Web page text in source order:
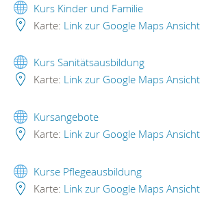
Kurs Kinder und Familie
Karte: Link zur Google Maps Ansicht
Kurs Sanitätsausbildung
Karte: Link zur Google Maps Ansicht
Kursangebote
Karte: Link zur Google Maps Ansicht
Kurse Pflegeausbildung
Karte: Link zur Google Maps Ansicht